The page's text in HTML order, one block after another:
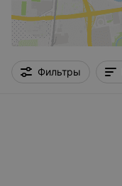
Фильтры